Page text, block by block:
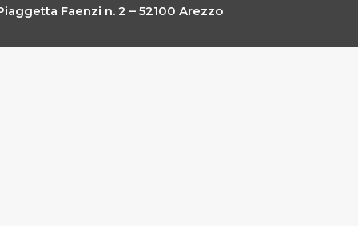
Faenzi n. 2 – 52100 Arezzo